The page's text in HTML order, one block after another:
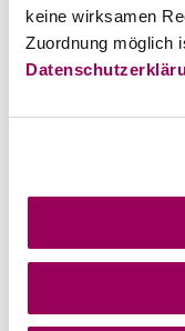
keine wirksamen
Zuordnung möglich